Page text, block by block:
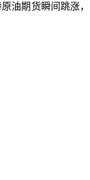
油期货瞬间跳涨